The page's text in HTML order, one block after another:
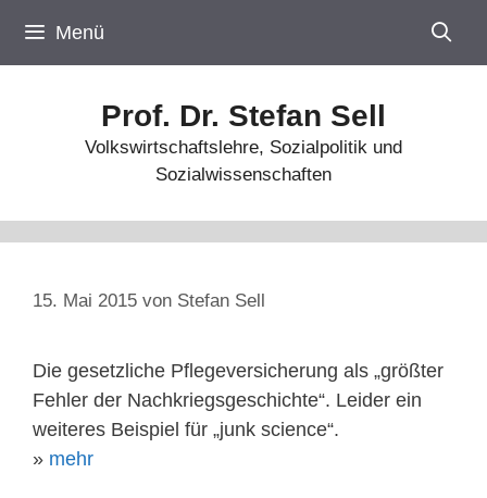
Inhalt
springen
Menü
Prof. Dr. Stefan Sell
Volkswirtschaftslehre, Sozialpolitik und
Sozialwissenschaften
15. Mai 2015 von Stefan Sell
Die gesetzliche Pflegeversicherung als „größter
Fehler der Nachkriegsgeschichte“. Leider ein
weiteres Beispiel für „junk science“.
» mehr